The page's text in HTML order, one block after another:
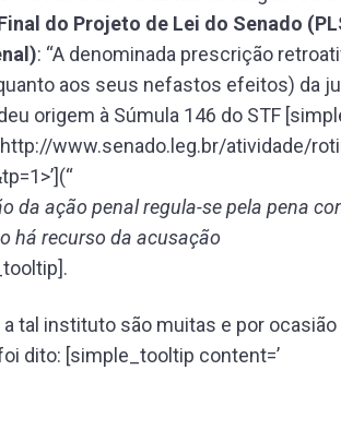
do Projeto de Lei do Senado
: “A denominada prescrição
aos seus nefastos efeitos) da
origem à Súmula 146 do STF
www.senado.leg.br/atividade/
da ação penal regula-se pela pena
há recurso da acusação
tal instituto são muitas e por ocasião
dito: [simple_tooltip content=’